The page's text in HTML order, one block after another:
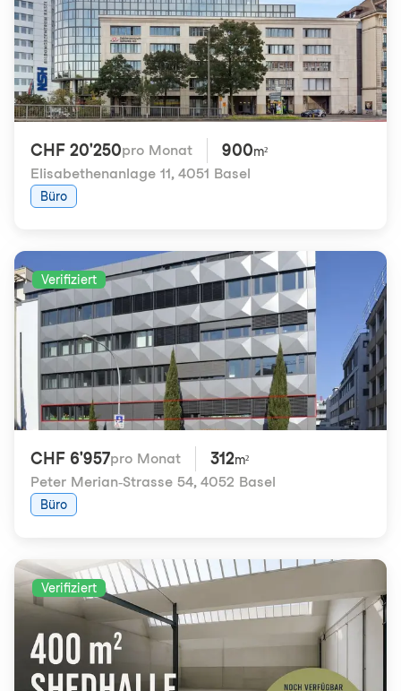
CHF 20'250pro Monat 900m²
Elisabethenanlage 11, 4051 Basel
Büro
Verifiziert
CHF 6'957pro Monat 312m²
Peter Merian-Strasse 54, 4052 Basel
Büro
Verifiziert